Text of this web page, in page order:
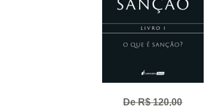
De R$ 120,00